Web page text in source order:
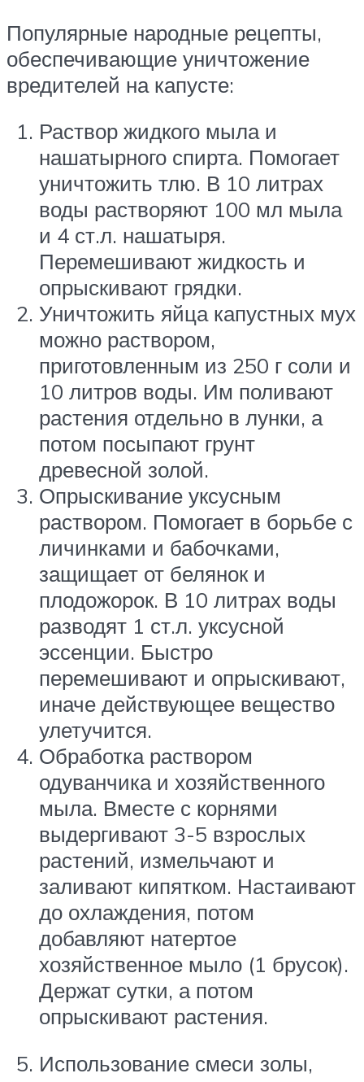
Популярные народные рецепты,
обеспечивающие уничтожение
вредителей на капусте:
Раствор жидкого мыла и
нашатырного спирта. Помогает
уничтожить тлю. В 10 литрах
воды растворяют 100 мл мыла
и 4 ст.л. нашатыря.
Перемешивают жидкость и
опрыскивают грядки.
Уничтожить яйца капустных мух
можно раствором,
приготовленным из 250 г соли и
10 литров воды. Им поливают
растения отдельно в лунки, а
потом посыпают грунт
древесной золой.
Опрыскивание уксусным
раствором. Помогает в борьбе с
личинками и бабочками,
защищает от белянок и
плодожорок. В 10 литрах воды
разводят 1 ст.л. уксусной
эссенции. Быстро
перемешивают и опрыскивают,
иначе действующее вещество
улетучится.
Обработка раствором
одуванчика и хозяйственного
мыла. Вместе с корнями
выдергивают 3-5 взрослых
растений, измельчают и
заливают кипятком. Настаивают
до охлаждения, потом
добавляют натертое
хозяйственное мыло (1 брусок).
Держат сутки, а потом
опрыскивают растения.
Использование смеси золы,